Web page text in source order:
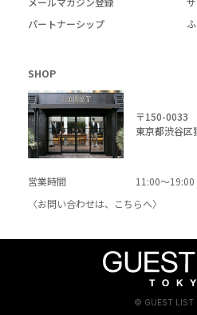
パートナーシップ
SHOP
〒150-0033
東京都渋谷区
営業時間
11:00～
〈お問い合わせは、
こちらへ〉
© GUEST LIST